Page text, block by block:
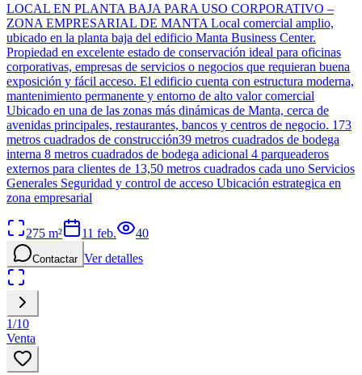
LOCAL EN PLANTA BAJA PARA USO CORPORATIVO –
ZONA EMPRESARIAL DE MANTA Local comercial amplio,
ubicado en la planta baja del edificio Manta Business Center.
Propiedad en excelente estado de conservación ideal para oficinas
corporativas, empresas de servicios o negocios que requieran buena
exposición y fácil acceso. El edificio cuenta con estructura moderna,
mantenimiento permanente y entorno de alto valor comercial
Ubicado en una de las zonas más dinámicas de Manta, cerca de
avenidas principales, restaurantes, bancos y centros de negocio. 173
metros cuadrados de construcción39 metros cuadrados de bodega
interna 8 metros cuadrados de bodega adicional 4 parqueaderos
externos para clientes de 13,50 metros cuadrados cada uno Servicios
Generales Seguridad y control de acceso Ubicación estrategica en
zona empresarial
275 m² 11 feb. 40
Contactar Ver detalles
1/10
Venta